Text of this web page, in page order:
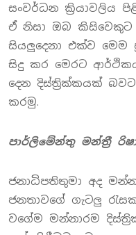
සංවර්ධන ක්‍රියාවලිය
ඒ නිසා ඔබ කිසිවෙකුට
සියලුදෙනා එක්ව මෙම
සිදු කර මෙරට
දෙන දිස්ත්‍රික්කයක්
කරමු.
පාර්ලිමේන්තු මන්ත්‍රී
ජනාධිපතිතුමා අද
ජනතාවගේ ගැටලු
වගේම මන්නාරම